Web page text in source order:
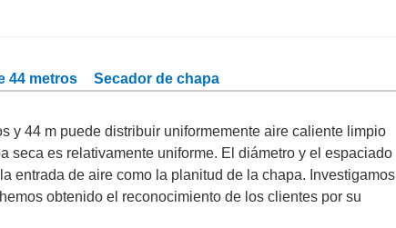
44 metros Secador de chapa
y 44 m puede distribuir uniformemente aire caliente limpio
seca es relativamente uniforme. El diámetro y el espaciado
entrada de aire como la planitud de la chapa. Investigamos
obtenido el reconocimiento de los clientes por su